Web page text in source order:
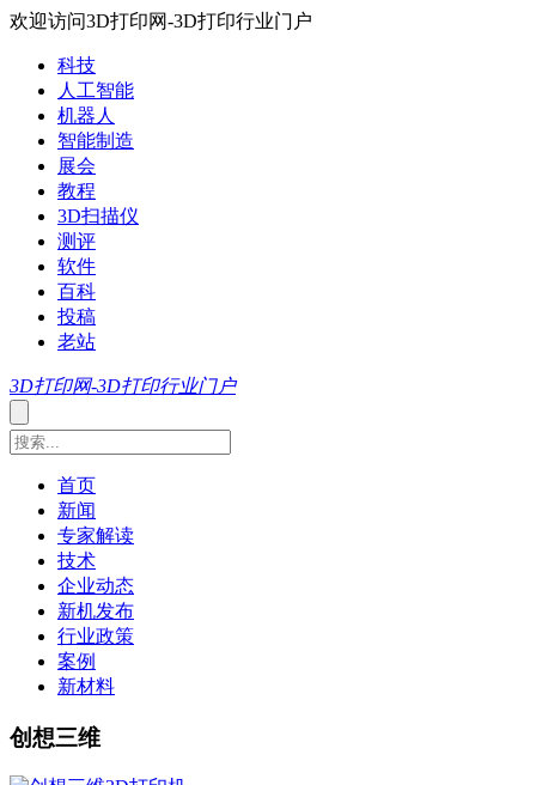
欢迎访问3D打印网-3D打印行业门户
科技
人工智能
机器人
智能制造
展会
教程
3D扫描仪
测评
软件
百科
投稿
老站
3D打印网-3D打印行业门户
首页
新闻
专家解读
技术
企业动态
新机发布
行业政策
案例
新材料
创想三维